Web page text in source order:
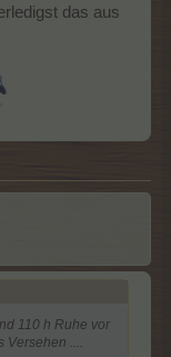
dem orangen
ja bereit
gabe es schon
werden
indem
gibt es erst
kann. Und auch
immer noch den
Aufgabe eine
man den
das aus
110 h Ruhe vor
Versehen ....